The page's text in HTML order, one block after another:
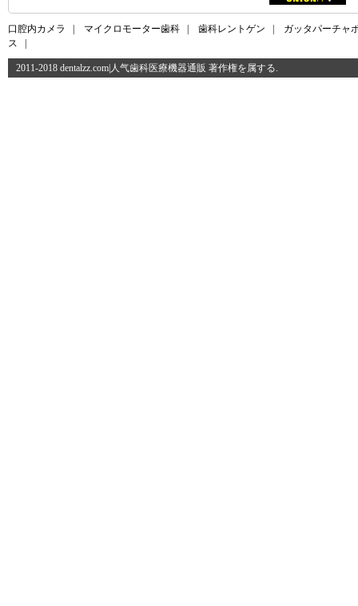
口腔内カメラ マイクロモーター歯科 歯科レントゲン
ガッタパーチャ
ス
2011-2018 dentalzz.com|人气歯科医療機器通販 著作権を属する.